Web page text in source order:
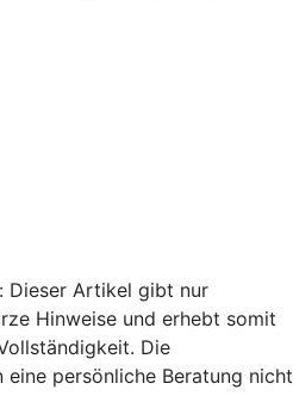
Dieser Artikel gibt nur
Hinweise und erhebt somit
Die
eine persönliche Beratung nicht